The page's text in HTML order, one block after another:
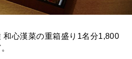
和心漢菜の重箱盛り1名分1,800